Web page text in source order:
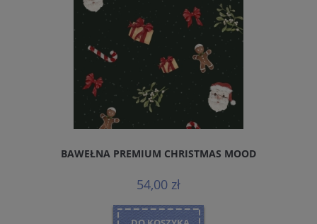
BAWEŁNA PREMIUM CHRISTMAS MOOD
54,00 zł